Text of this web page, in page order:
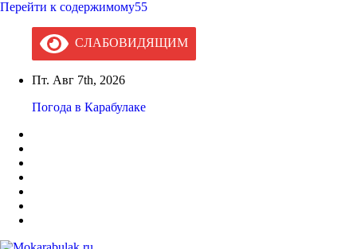
Перейти к содержимому55
СЛАБОВИДЯЩИМ
Пт. Авг 7th, 2026
Погода в Карабулаке